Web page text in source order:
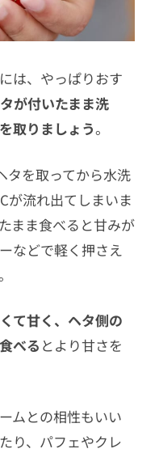
は、やっぱりおす
が付いたまま洗
取りましょう。
タを取ってから水洗
が流れ出てしまいま
まま食べると甘みが
などで軽く押さえ
て甘く、ヘタ側の
べる とより甘さを
ムとの相性もいい
り、パフェやクレ